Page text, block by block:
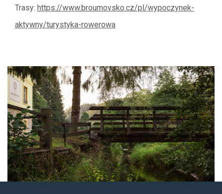
Trasy: https://www.broumovsko.cz/pl/wypoczynek-
aktywny/turystyka-rowerowa